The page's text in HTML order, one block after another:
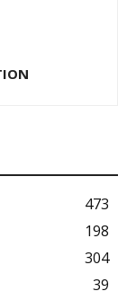
473
198
304
39